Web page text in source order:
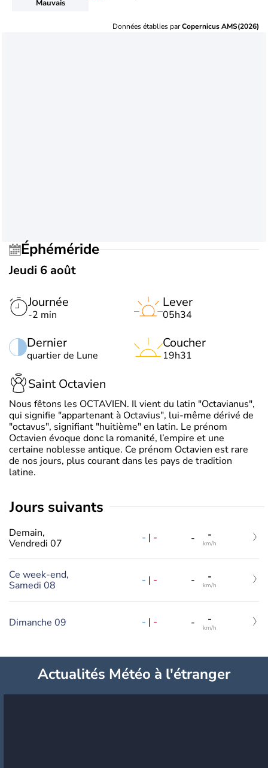
Mauvais
Données établies parCopernicus AMS(2026)
Éphéméride
Jeudi 6 août
Journée
-2 min
Dernier
quartier de Lune
Lever
05h34
Coucher
19h31
Saint Octavien
Nous fêtons les OCTAVIEN. Il vient du latin "Octavianus",
qui signifie "appartenant à Octavius", lui-même dérivé de
"octavus", signifiant "huitième" en latin. Le prénom
Octavien évoque donc la romanité, l’empire et une
certaine noblesse antique. Ce prénom Octavien est rare
de nos jours, plus courant dans les pays de tradition
latine.
jours suivants
Demain,
Vendredi 07
- | - - -
km/h
Ce week-end,
Samedi 08
- | - - -
km/h
Dimanche 09 - | - - -
km/h
Actualités Météo à l'étranger